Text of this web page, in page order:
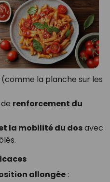
la planche sur les
renforcement du
la mobilité du dosavec
allongée: